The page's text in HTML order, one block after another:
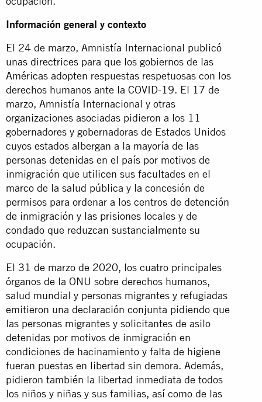
Información general y contexto
El 24 de marzo, Amnistía Internacional publicó
unas directrices para que los gobiernos de las
Américas adopten respuestas respetuosas con los
derechos humanos ante la COVID-19. El 17 de
marzo, Amnistía Internacional y otras
organizaciones asociadas pidieron a los 11
gobernadores y gobernadoras de Estados Unidos
cuyos estados albergan a la mayoría de las
personas detenidas en el país por motivos de
inmigración que utilicen sus facultades en el
marco de la salud pública y la concesión de
permisos para ordenar a los centros de detención
de inmigración y las prisiones locales y de
condado que reduzcan sustancialmente su
ocupación.
El 31 de marzo de 2020, los cuatro principales
órganos de la ONU sobre derechos humanos,
salud mundial y personas migrantes y refugiadas
emitieron una declaración conjunta pidiendo que
las personas migrantes y solicitantes de asilo
detenidas por motivos de inmigración en
condiciones de hacinamiento y falta de higiene
fueran puestas en libertad sin demora. Además,
pidieron también la libertad inmediata de todos
los niños y niñas y sus familias, así como de las